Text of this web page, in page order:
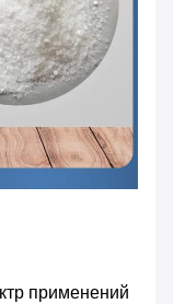
применений